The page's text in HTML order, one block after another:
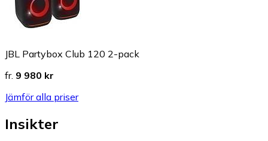
JBL Partybox Club 120 2-pack
fr. 9 980 kr
Jämför alla priser
Insikter